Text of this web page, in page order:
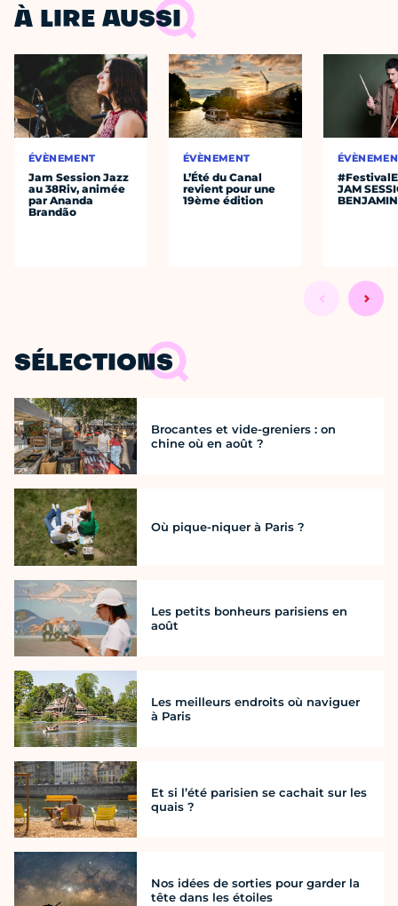
À LIRE AUSSI
ÉVÈNEMENT
Jam Session Jazz
au 38Riv, animée
par Ananda
Brandão
ÉVÈNEMENT
L’Été du Canal
revient pour une
19ème édition
JAM
SÉLECTIONS
Brocantes et vide-greniers : on
chine où en août ?
Où pique-niquer à Paris ?
Les petits bonheurs parisiens en
août
Les meilleurs endroits où naviguer
à Paris
Et si l’été parisien se cachait sur les
quais ?
Nos idées de sorties pour garder la
tête dans les étoiles